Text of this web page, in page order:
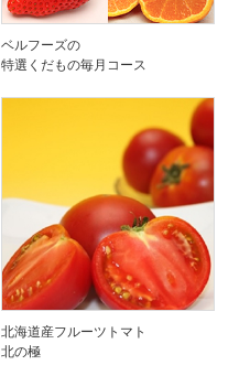
ベルフーズの
特選くだもの毎月コース
北海道産フルーツトマト
北の極